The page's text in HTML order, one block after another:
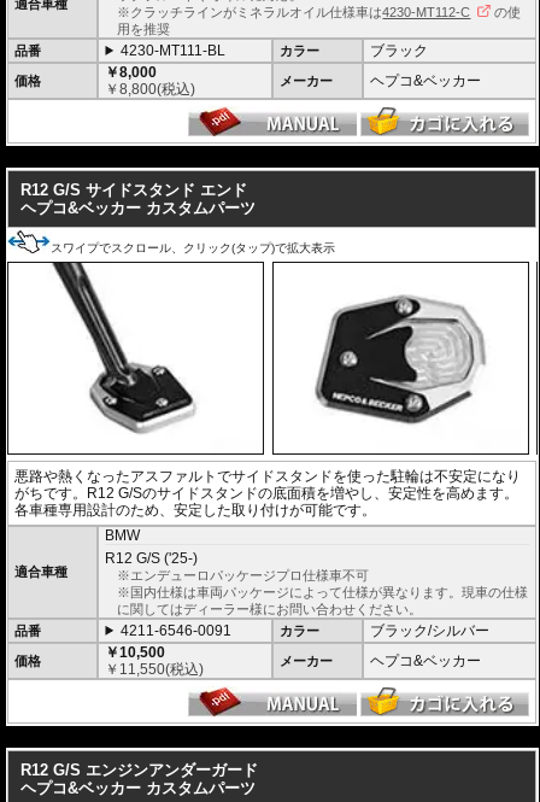
適合車種
※クラッチラインがミネラルオイル仕様車は4230-MT112-C
の使
用を推奨
品番
4230-MT111-BL カラー ブラック
価格
￥8,000
￥8,800(税込) メーカー ヘプコ&ベッカー
R12 G/S サイドスタンド エンド
ヘプコ&ベッカー カスタムパーツ
スワイプでスクロール、クリック(タップ)で拡大表示
悪路や熱くなったアスファルトでサイドスタンドを使った駐輪は不安定になり
がちです。R12 G/Sのサイドスタンドの底面積を増やし、安定性を高めます。
各車種専用設計のため、安定した取り付けが可能です。
適合車種
BMW
R12 G/S ('25-)
※エンデューロパッケージプロ仕様車不可
※国内仕様は車両パッケージによって仕様が異なります。現車の仕様
に関してはディーラー様にお問い合わせください。
品番
4211-6546-0091 カラー ブラック/シルバー
価格
￥10,500
￥ 11,550(税込) メーカー ヘプコ&ベッカー
R12 G/S エンジンアンダーガード
ヘプコ&ベッカー カスタムパーツ